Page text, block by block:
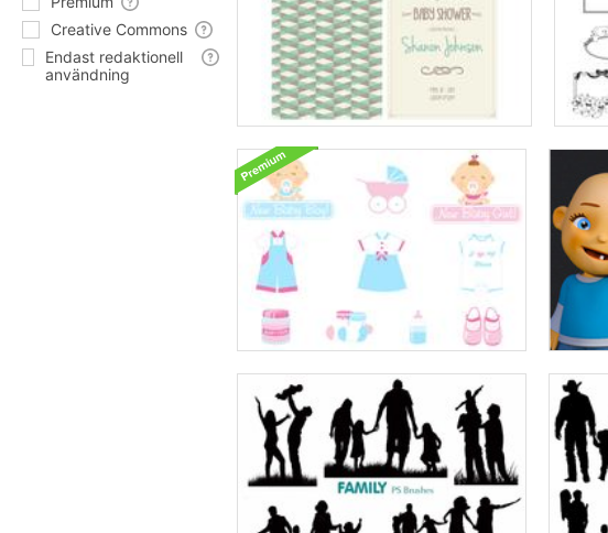
Creative Commons
Endast redaktionell
användning